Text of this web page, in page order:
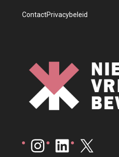
ContactPrivacybeleid
Instagram
LinkedIn
X